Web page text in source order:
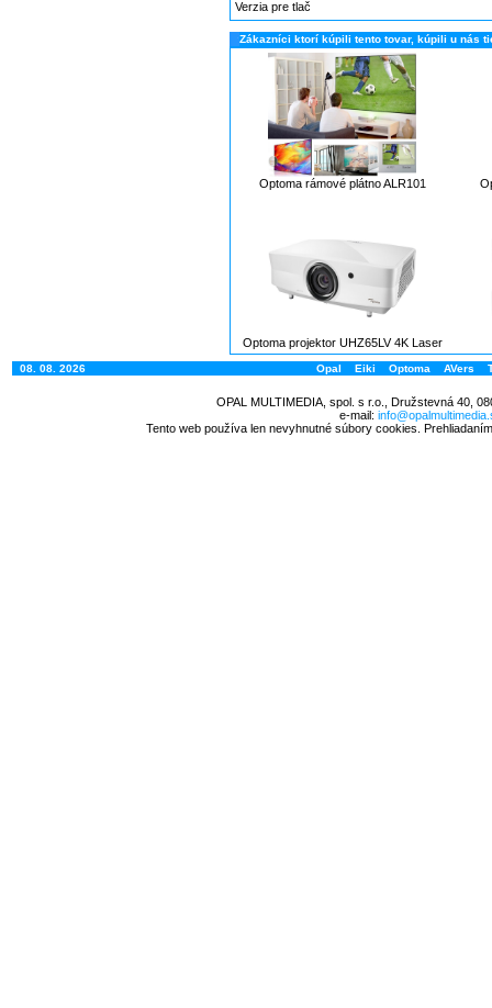
Verzia pre tlač
Zákazníci ktorí kúpili tento tovar, kúpili u nás
Optoma rámové plátno ALR101
Optoma projektor UHZ65LV 4K Laser
08. 08. 2026 Opal Eiki Optoma AVers
OPAL MULTIMEDIA, spol. s r.o., Družstevná 40,
e-mail:
Tento web používa len nevyhnutné súbory cookies.